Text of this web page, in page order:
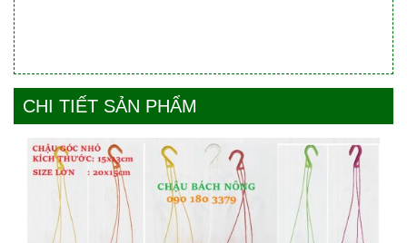
CHI TIẾT SẢN PHẨM